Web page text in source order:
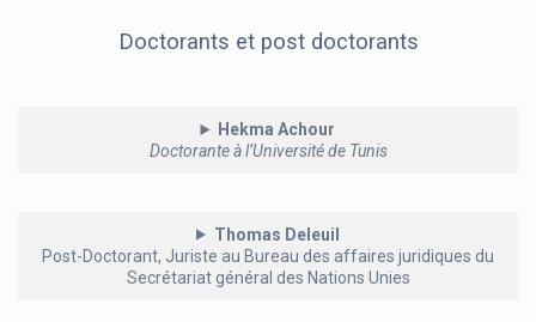
Doctorants et post doctorants
Hekma Achour
Doctorante à l’Université de Tunis
Thomas Deleuil
Post-Doctorant, Juriste au Bureau des affaires juridiques du
Secrétariat général des Nations Unies